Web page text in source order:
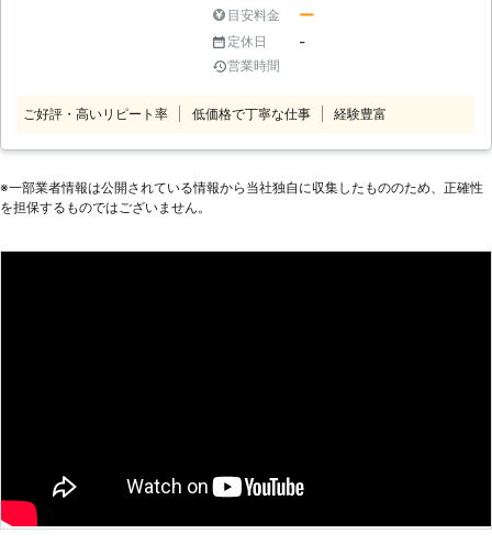
コン診断をご利用ください！当店は栃
木県大田原市でパソコン修理を承って
います。「どこが悪いのかわらない」
コン診断11,000円（税込）で承って
います。パソコンの故障箇所は自分で
判断することは難しいです。まずはプ
んでる方も遠隔でサポート インター
すめ 故障やウイルスの感染などのト
ラブルがなくても「最近パソコンが重
が設置されている事も珍しくなくなり
ました。しかし、どうしてもパソコン
は「若い人達のもの」というイメージ
された方の中にもパソコンを始めよう
うケースも多いようです。 そのよう
ソコン教室を運営しています。機械全
分からない」「パソコンが壊れてしま
す。そのような時は弊社にご相談いた
目安料金 ー
定休日 -
営業時間
ご好評・高いリピート率 低価格で丁寧な仕事 経験豊富
※⼀部業者情報は公開されている情報から当社独⾃に収集したもののため、正確性
を担保するものではございません。